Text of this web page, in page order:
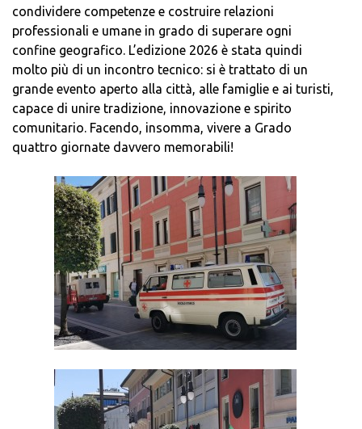
condividere competenze e costruire relazioni
professionali e umane in grado di superare ogni
confine geografico. L’edizione 2026 è stata quindi
molto più di un incontro tecnico: si è trattato di un
grande evento aperto alla città, alle famiglie e ai turisti,
capace di unire tradizione, innovazione e spirito
comunitario. Facendo, insomma, vivere a Grado
quattro giornate davvero memorabili!